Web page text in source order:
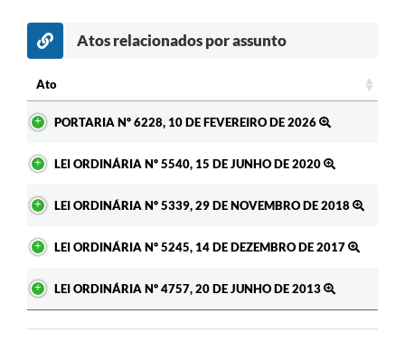
Atos relacionados por assunto
Ato
PORTARIA Nº 6228, 10 DE FEVEREIRO DE 2026
LEI ORDINÁRIA Nº 5540, 15 DE JUNHO DE 2020
LEI ORDINÁRIA Nº 5339, 29 DE NOVEMBRO DE 2018
LEI ORDINÁRIA Nº 5245, 14 DE DEZEMBRO DE 2017
LEI ORDINÁRIA Nº 4757, 20 DE JUNHO DE 2013